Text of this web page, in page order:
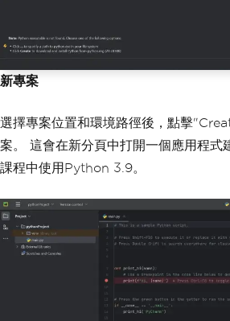
新專案
選擇專案位置和環境路徑後，點擊
案。 這會在新分頁中打開一個應用程式
課程中使用Python 3.9。